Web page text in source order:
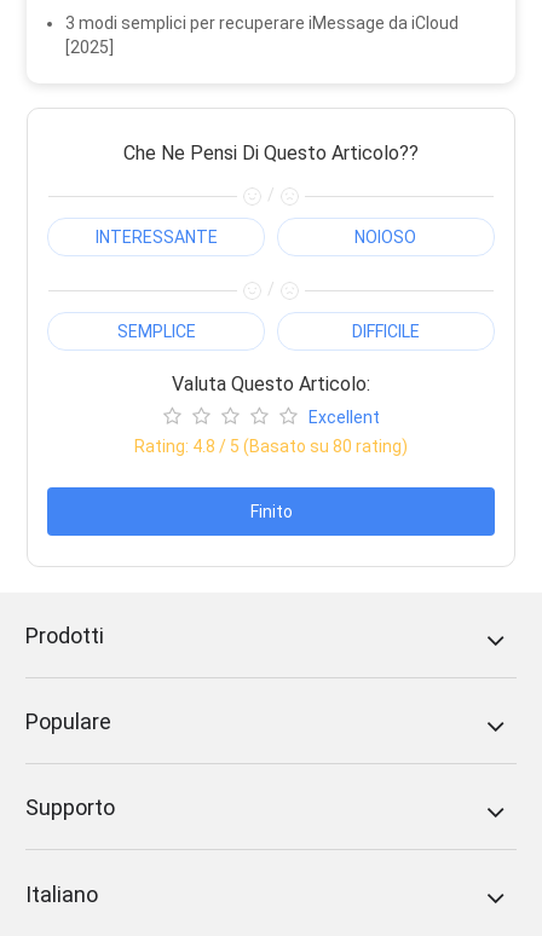
3 modi semplici per recuperare iMessage da iCloud
[2025]
Che Ne Pensi Di Questo Articolo??
/
INTERESSANTE NOIOSO
/
SEMPLICE DIFFICILE
Valuta Questo Articolo:
Excellent
Rating: 4.8 / 5 (Basato su 80 rating)
Finito
Prodotti
Populare
Supporto
Italiano